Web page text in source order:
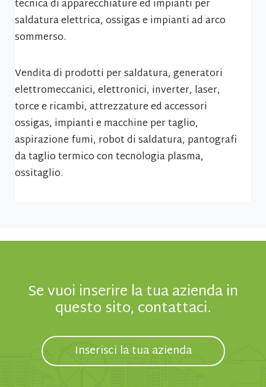
tecnica di apparecchiature ed impianti per
saldatura elettrica, ossigas e impianti ad arco
sommerso.
Vendita di prodotti per saldatura, generatori
elettromeccanici, elettronici, inverter, laser,
torce e ricambi, attrezzature ed accessori
ossigas, impianti e macchine per taglio,
aspirazione fumi, robot di saldatura, pantografi
da taglio termico con tecnologia plasma,
ossitaglio.
Se vuoi inserire la tua azienda in
questo sito, contattaci.
Inserisci la tua azienda